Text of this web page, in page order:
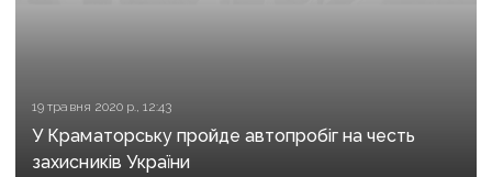
19 травня 2020 р., 12:43
У Краматорську пройде автопробіг на честь
захисників України